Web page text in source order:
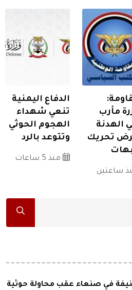
مأرب
الهدنة
تحريك
ساعتين
الدفاع اليمنية
تنعي شهداء
الهجوم الحوثي
وتتوعد بالرد
منذ 5 ساعات
في صنعاء عقب محاولة حوثية